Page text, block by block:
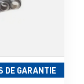
DE GARANTIE